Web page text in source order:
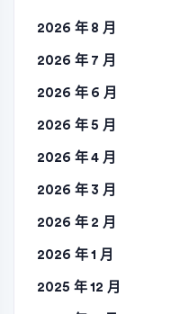
2026 年 8 月
2026 年 7 月
2026 年 6 月
2026 年 5 月
2026 年 4 月
2026 年 3 月
2026 年 2 月
2026 年 1 月
2025 年 12 月